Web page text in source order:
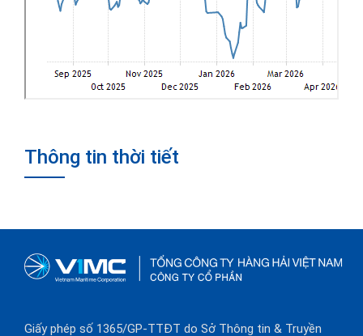
Thông tin thời tiết
Giấy phép số 1365/GP-TTĐT do Sở Thông tin & Truyền